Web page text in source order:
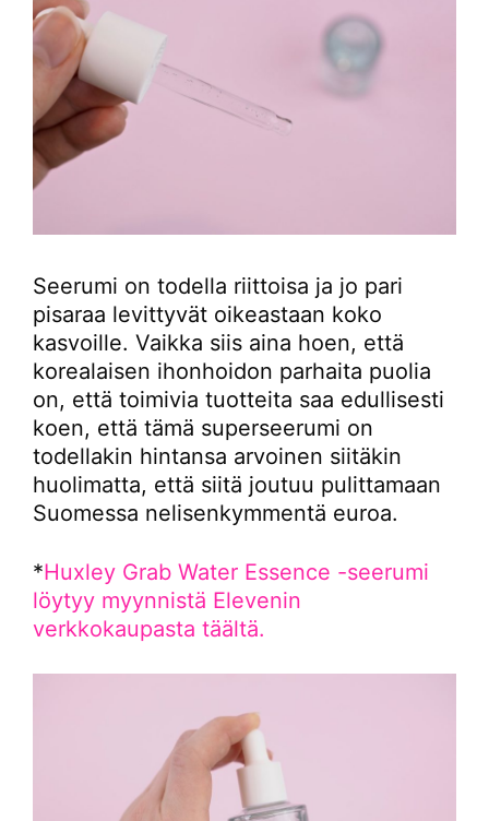
Seerumi on todella riittoisa ja jo pari
pisaraa levittyvät oikeastaan koko
kasvoille. Vaikka siis aina hoen, että
korealaisen ihonhoidon parhaita puolia
on, että toimivia tuotteita saa edullisesti
koen, että tämä superseerumi on
todellakin hintansa arvoinen siitäkin
huolimatta, että siitä joutuu pulittamaan
Suomessa nelisenkymmentä euroa.
*Huxley Grab Water Essence -seerumi
löytyy myynnistä Elevenin
verkkokaupasta täältä.